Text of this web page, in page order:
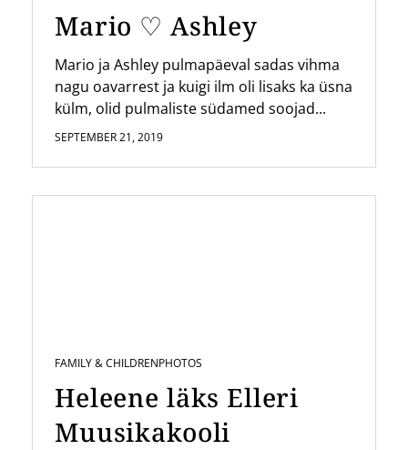
Mario ♡ Ashley
Mario ja Ashley pulmapäeval sadas vihma
nagu oavarrest ja kuigi ilm oli lisaks ka üsna
külm, olid pulmaliste südamed soojad...
SEPTEMBER 21, 2019
FAMILY & CHILDRENPHOTOS
Heleene läks Elleri
Muusikakooli